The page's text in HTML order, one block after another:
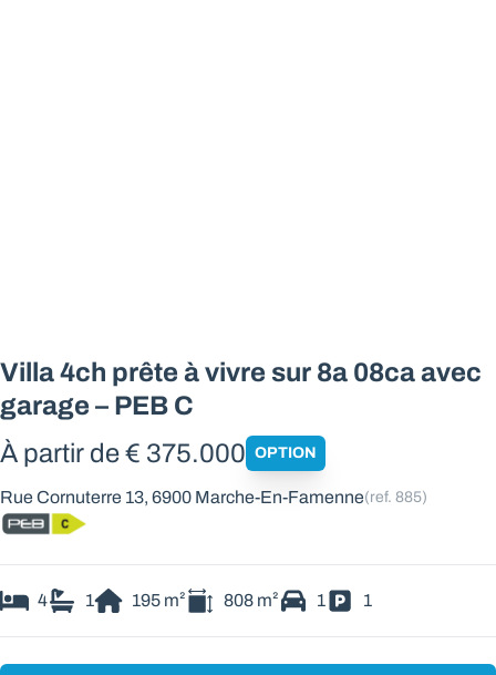
Villa 4ch prête à vivre sur 8a 08ca avec
garage – PEB C
À partir de € 375.000 OPTION
Rue Cornuterre 13, 6900 Marche-En-Famenne(ref.885)
4 1 195m² 808m² 1 1